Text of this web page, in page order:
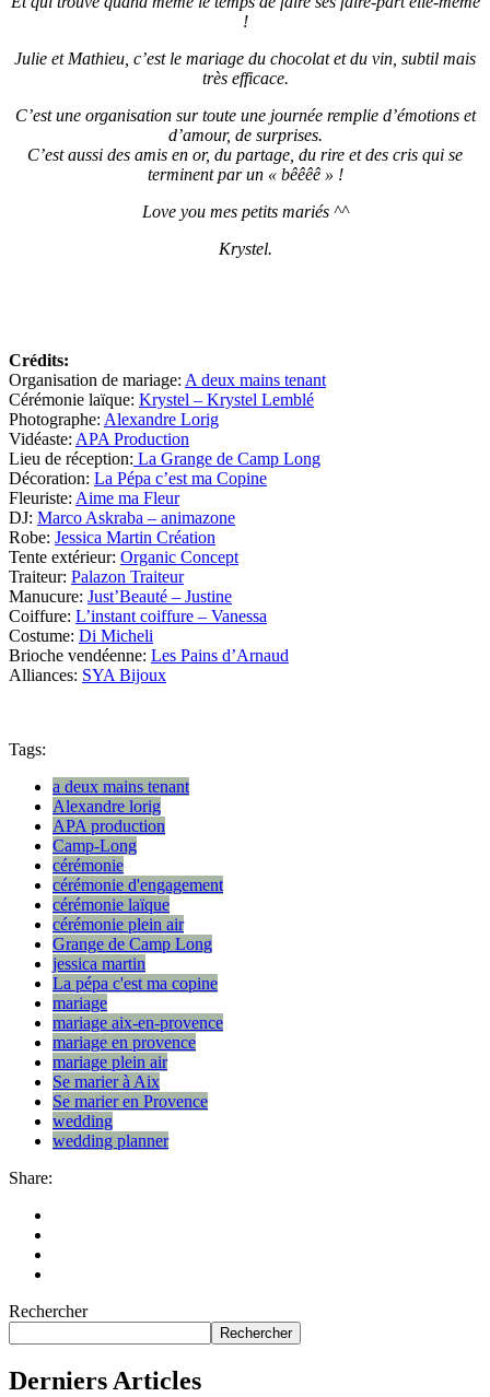
!
Julie et Mathieu, c’est le mariage du chocolat et du vin, subtil mais
très efficace.
C’est une organisation sur toute une journée remplie d’émotions et
d’amour, de surprises.
C’est aussi des amis en or, du partage, du rire et des cris qui se
terminent par un « bêêêê » !
Love you mes petits mariés ^^
Krystel.
Crédits:
Organisation de mariage: A deux mains tenant
Cérémonie laïque: Krystel – Krystel Lemblé
Photographe: Alexandre Lorig
Vidéaste: APA Production
Lieu de réception: La Grange de Camp Long
Décoration: La Pépa c’est ma Copine
Fleuriste: Aime ma Fleur
DJ: Marco Askraba – animazone
Robe: Jessica Martin Création
Tente extérieur: Organic Concept
Traiteur: Palazon Traiteur
Manucure: Just’Beauté – Justine
Coiffure: L’instant coiffure – Vanessa
Costume: Di Micheli
Brioche vendéenne: Les Pains d’Arnaud
Alliances: SYA Bijoux
Tags:
a deux mains tenant
Alexandre lorig
APA production
Camp-Long
cérémonie
cérémonie d'engagement
cérémonie laïque
cérémonie plein air
Grange de Camp Long
jessica martin
La pépa c'est ma copine
mariage
mariage aix-en-provence
mariage en provence
mariage plein air
Se marier à Aix
Se marier en Provence
wedding
wedding planner
Share:
Rechercher
Rechercher
Derniers Articles